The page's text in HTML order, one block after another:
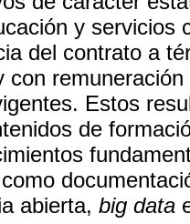
y servicios
del contrato a
con
Estos
de
abierta, big data